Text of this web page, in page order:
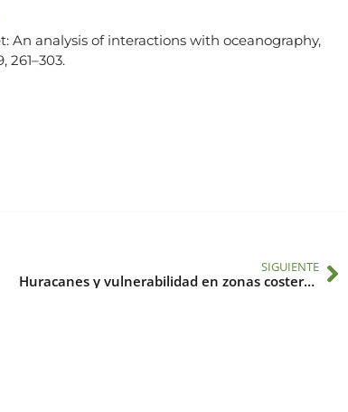
analysis of interactions with oceanography,
261–303.
SIGUIENTE
Huracanes y vulnerabilidad en zonas costeras en América Central y el Caribe